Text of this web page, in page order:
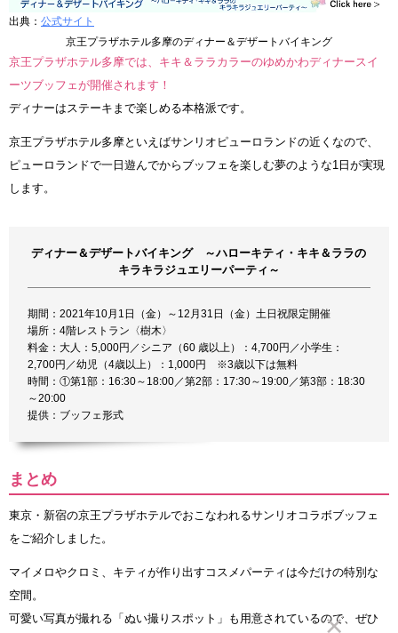
出典： 公式サイト
京王プラザホテル多摩のディナー＆デザートバイキング
京王プラザホテル多摩では、キキ＆ララカラーのゆめかわディナースイ
ーツブッフェが開催されます！
ディナーはステーキまで楽しめる本格派です。
京王プラザホテル多摩といえばサンリオピューロランドの近くなので、
ピューロランドで一日遊んでからブッフェを楽しむ夢のような1日が実現
します。
ディナー＆デザートバイキング ～ハローキティ・キキ＆ララの
キラキラジュエリーパーティ～
期間：2021年10月1日（金）～12月31日（金）土日祝限定開催
場所：4階レストラン〈樹木〉
料金：大人：5,000円／シニア（60 歳以上）：4,700円／小学生：
2,700円／幼児（4歳以上）：1,000円 ※3歳以下は無料
時間：①第1部：16:30～18:00／第2部：17:30～19:00／第3部：18:30
～20:00
提供：ブッフェ形式
まとめ
東京・新宿の京王プラザホテルでおこなわれるサンリオコラボブッフェ
をご紹介しました。
マイメロやクロミ、キティが作り出すコスメパーティは今だけの特別な
空間。
可愛い写真が撮れる「ぬい撮りスポット」も用意されているので、ぜひ